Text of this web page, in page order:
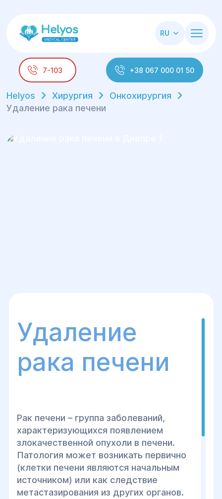
RU
7-103 +38 067 000 01 50
Helyos Хирургия
Онкохирургия
Удаление рака печени
Удаление
рака печени
Рак печени – группа заболеваний,
характеризующихся появлением
злокачественной опухоли в печени.
Патология может возникать первично
(клетки печени являются начальным
источником) или как следствие
метастазирования из других органов.